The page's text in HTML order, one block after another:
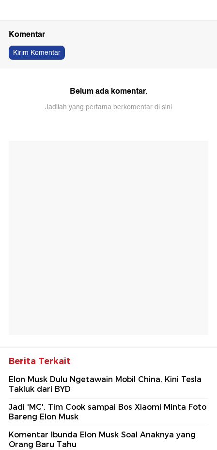
Komentar
Kirim Komentar
Belum ada komentar.
Jadilah yang pertama berkomentar di sini
Berita Terkait
Elon Musk Dulu Ngetawain Mobil China, Kini Tesla
Takluk dari BYD
Jadi 'MC', Tim Cook sampai Bos Xiaomi Minta Foto
Bareng Elon Musk
Komentar Ibunda Elon Musk Soal Anaknya yang
Orang Baru Tahu